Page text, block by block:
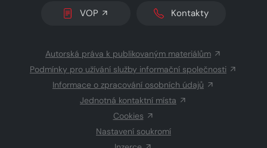
VOP Kontakty
Autorská práva k publikovaným materiálům
Podmínky pro užívání služby informační společnosti
Informace o zpracování osobních údajů
Jednotná kontaktní místa
Cookies
Nastavení soukromí